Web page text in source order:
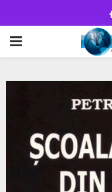
PRIMARY